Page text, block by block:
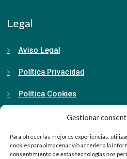
Gestionar
Para ofrecer las mejores experiencias,
cookies para almacenar y/o acceder a la
consentimiento de estas tecnologías nos
Legal
Aviso Legal
Política Privacidad
Política Cookies
Contacto